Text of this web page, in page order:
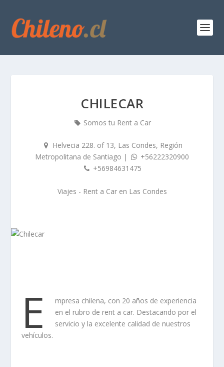
CHILECAR
Somos tu Rent a Car
Helvecia 228. of 13, Las Condes, Región
Metropolitana de Santiago |
+56222320900
+56984631475
Viajes - Rent a Caren Las Condes
E
mpresa chilena, con 20 años de experiencia
en el rubro de rent a car. Destacando por el
servicio y la excelente calidad de nuestros
vehículos.